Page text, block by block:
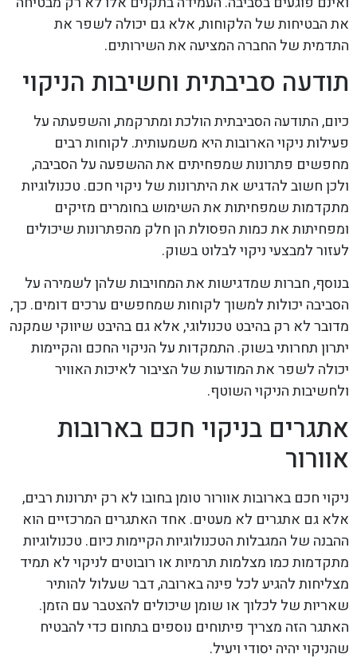
את הבטיחות של הלקוחות, אלא גם יכולה לשפר את
התדמית של החברה המציעה את השירותים.
תודעה סביבתית וחשיבות הניקוי
כיום, התודעה הסביבתית הולכת ומתרקמת, והשפעתה על
פעילות ניקוי הארובות היא משמעותית. לקוחות רבים
מחפשים פתרונות שמפחיתים את ההשפעה על הסביבה,
ולכן חשוב להדגיש את היתרונות של ניקוי חכם. טכנולוגיות
מתקדמות שמפחיתות את השימוש בחומרים מזיקים
ומפחיתות את כמות הפסולת הן חלק מהפתרונות שיכולים
לעזור למבצעי ניקוי לבלוט בשוק.
בנוסף, חברות שמדגישות את המחויבות שלהן לשמירה על
הסביבה יכולות למשוך לקוחות שמחפשים ערכים דומים. כך,
מדובר לא רק בהיבט טכנולוגי, אלא גם בהיבט שיווקי שמקנה
יתרון תחרותי בשוק. התמקדות על הניקוי החכם והקיימות
יכולה לשפר את המודעות של הציבור לאיכות האוויר
ולחשיבות הניקוי השוטף.
אתגרים בניקוי חכם בארובות
אוורור
ניקוי חכם בארובות אוורור טומן בחובו לא רק יתרונות רבים,
אלא גם אתגרים לא מעטים. אחד האתגרים המרכזיים הוא
ההבנה של המגבלות הטכנולוגיות הקיימות כיום. טכנולוגיות
מתקדמות כמו מצלמות תרמיות או רובוטים לניקוי לא תמיד
מצליחות להגיע לכל פינה בארובה, דבר שעלול להותיר
שאריות של לכלוך או שומן שיכולים להצטבר עם הזמן.
האתגר הזה מצריך פיתוחים נוספים בתחום כדי להבטיח
שהניקוי יהיה יסודי ויעיל.